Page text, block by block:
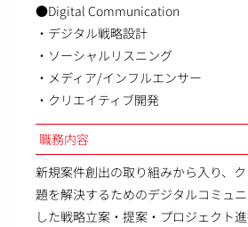
●Digital Communication
・デジタル戦略設計
・ソーシャルリスニング
・メディア/インフルエンサー
・クリエイティブ開発
職務内容
新規案件創出の取り組みから入り、
題を解決するためのデジタルコミュ
した戦略立案・提案・プロジェクト進